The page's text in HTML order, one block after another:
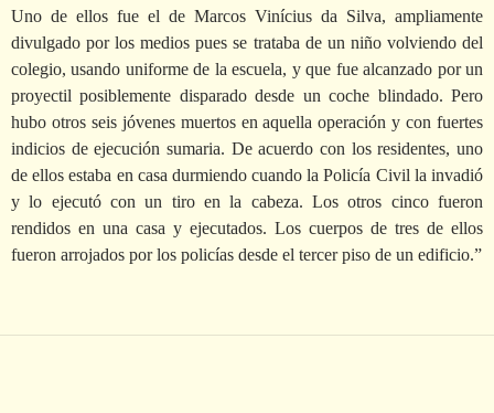
Uno de ellos fue el de Marcos Vinícius da Silva, ampliamente
divulgado por los medios pues se trataba de un niño volviendo del
colegio, usando uniforme de la escuela, y que fue alcanzado por un
proyectil posiblemente disparado desde un coche blindado. Pero
hubo otros seis jóvenes muertos en aquella operación y con fuertes
indicios de ejecución sumaria. De acuerdo con los residentes, uno
de ellos estaba en casa durmiendo cuando la Policía Civil la invadió
y lo ejecutó con un tiro en la cabeza. Los otros cinco fueron
rendidos en una casa y ejecutados. Los cuerpos de tres de ellos
fueron arrojados por los policías desde el tercer piso de un edificio.”